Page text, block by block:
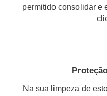
permitido consolidar e
Na sua limpeza de